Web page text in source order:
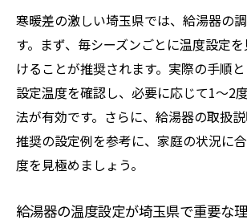
寒暖差の激しい埼玉県では、給湯器の
す。まず、毎シーズンごとに温度設定
けることが推奨されます。実際の手順
設定温度を確認し、必要に応じて1〜2
法が有効です。さらに、給湯器の取扱
推奨の設定例を参考に、家庭の状況に
度を見極めましょう。
給湯器の温度設定が埼玉県で重要な